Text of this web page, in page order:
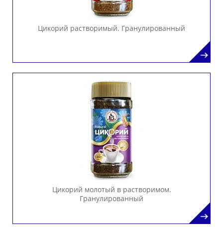
Цикорий растворимый. Гранулированный
Цикорий молотый в растворимом.
Гранулированный